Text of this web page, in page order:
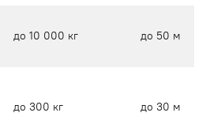
до 10 000 кг до 50 м
до 300 кг до 30 м